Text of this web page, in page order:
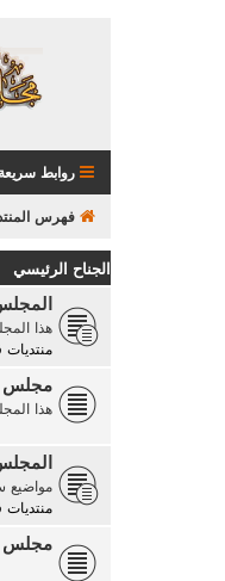
روابط سريعة
فهرس
الجناح الرئيسي
هذا
منتديات
مجلس
هذا
مواضيع
منتديات
مجلس